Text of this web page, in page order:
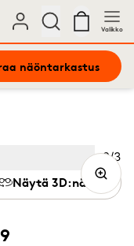
Valikko
näöntarkastus
Näytä 3D:nä
Kuva
2/3
3